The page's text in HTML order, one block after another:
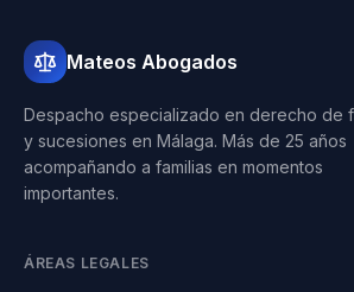
Mateos Abogados
Despacho especializado en derecho de
y sucesiones en Málaga. Más de 25 años
acompañando a familias en momentos
importantes.
ÁREAS LEGALES